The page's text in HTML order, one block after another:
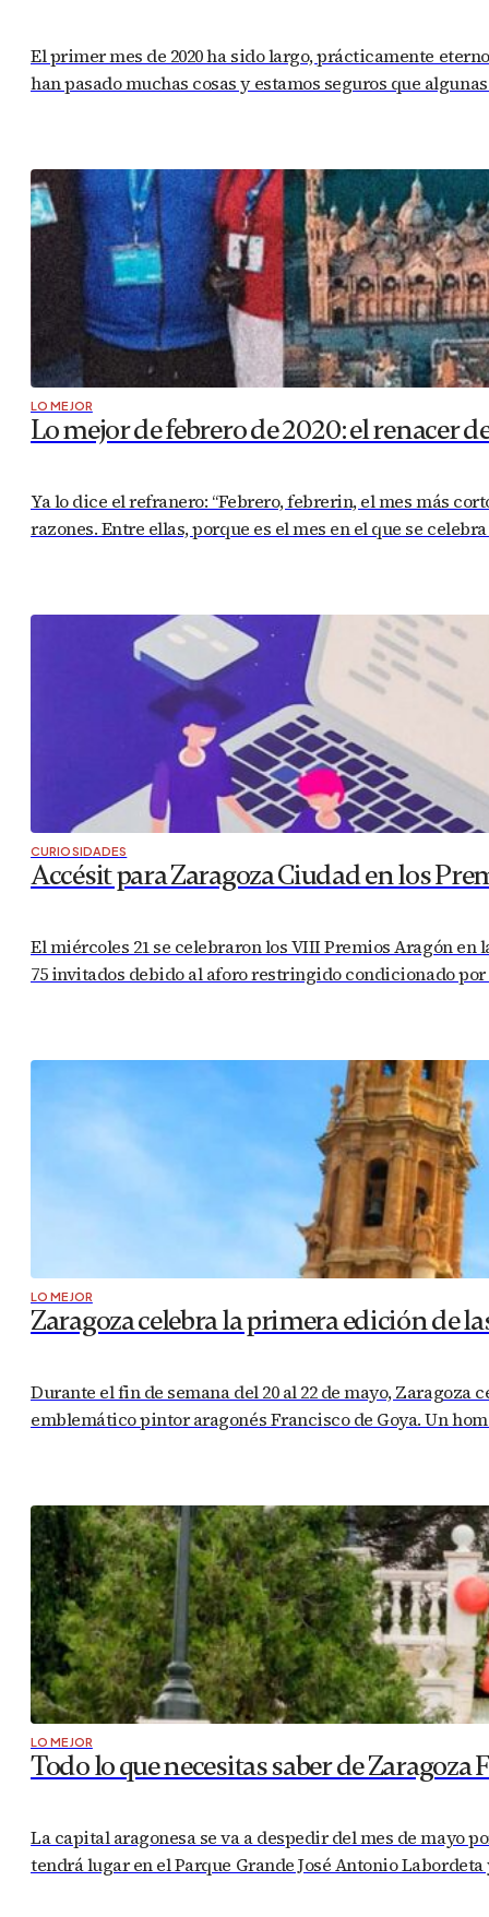
El primer mes de 2020 ha sido largo, prácticamente
han pasado muchas cosas y estamos seguros que
LO MEJOR
Lo mejor de febrero de 2020: el renacer
Ya lo dice el refranero: “Febrero, febrerin, el mes más
razones. Entre ellas, porque es el mes en el que se
CURIOSIDADES
Accésit para Zaragoza Ciudad en los
El miércoles 21 se celebraron los VIII Premios Aragón
75 invitados debido al aforo restringido condicionado
LO MEJOR
Zaragoza celebra la primera edición de
Durante el fin de semana del 20 al 22 de mayo,
emblemático pintor aragonés Francisco de Goya. Un
LO MEJOR
Todo lo que necesitas saber de Zaragoza
La capital aragonesa se va a despedir del mes de mayo
tendrá lugar en el Parque Grande José Antonio